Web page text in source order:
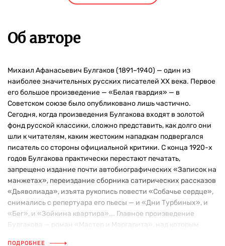
Об авторе
Михаил Афанасьевич Булгаков (1891–1940) — один из
наиболее значительных русских писателей ХХ века. Первое
его большое произведение — «Белая гвардия» — в
Советском союзе было опубликовано лишь частично.
Сегодня, когда произведения Булгакова входят в золотой
фонд русской классики, сложно представить, как долго они
шли к читателям, каким жестоким нападкам подвергался
писатель со стороны официальной критики. С конца 1920-х
годов Булгакова практически перестают печатать,
запрещено издание почти автобиографических «Записок на
манжетах», переиздание сборника сатирических рассказов
«Дьяволиада», изъята рукопись повести «Собачье сердце»,
снимались с репертуара его пьесы — и «Дни Турбиных», и
«Бег», и «Зойкина квартира»... Главное произведение
Булгакова — роман «Мастер и Маргарита», над которым
ПОДРОБНЕЕ